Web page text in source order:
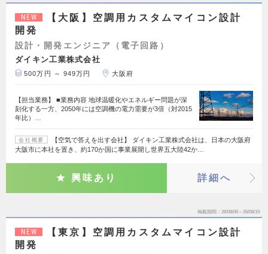
NEW
【大阪】空調用カスタムマイコン設計
開発
設計・開発エンジニア（電子回路）
ダイキン工業株式会社
500万円 ～ 949万円 大阪府
【担当業務】 ■業務内容 地球温暖化やエネルギー問題が深
刻化する一方、2050年には空調機の電力需要が3倍（対2015
年比）…
会社概要
【空気で答えを出す会社】 ダイキン工業株式会社は、日本の大阪府
大阪市に本社を置き、約170か国に事業展開し世界五大陸42か…
興味あり 詳細へ
掲載期間 26/08/06～26/08/19
NEW
【東京】空調用カスタムマイコン設計
開発